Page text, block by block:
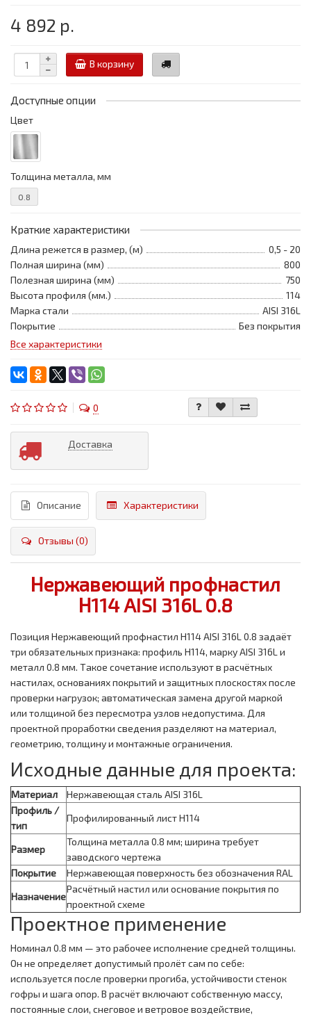
4 892 р.
В корзину
Доступные опции
Цвет
Толщина металла, мм
0.8
Краткие характеристики
Длина режется в размер, (м)
0,5 - 20
Полная ширина (мм)
800
Полезная ширина (мм)
750
Высота профиля (мм.)
114
Марка стали
AISI 316L
Покрытие
Без покрытия
Все характеристики
0
Доставка
Описание Характеристики
Отзывы (0)
Нержавеющий профнастил
Н114 AISI 316L 0.8
Позиция Нержавеющий профнастил Н114 AISI 316L 0.8 задаёт
три обязательных признака: профиль Н114, марку AISI 316L и
металл 0.8 мм. Такое сочетание используют в расчётных
настилах, основаниях покрытий и защитных плоскостях после
проверки нагрузок; автоматическая замена другой маркой
или толщиной без пересмотра узлов недопустима. Для
проектной проработки сведения разделяют на материал,
геометрию, толщину и монтажные ограничения.
Исходные данные для проекта:
Материал
Нержавеющая сталь AISI 316L
Профиль /
тип
Профилированный лист Н114
Размер
Толщина металла 0.8 мм; ширина требует
заводского чертежа
Покрытие
Нержавеющая поверхность без обозначения RAL
Назначение
Расчётный настил или основание покрытия по
проектной схеме
Проектное применение
Номинал 0.8 мм — это рабочее исполнение средней толщины.
Он не определяет допустимый пролёт сам по себе:
используется после проверки прогиба, устойчивости стенок
гофры и шага опор. В расчёт включают собственную массу,
постоянные слои, снеговое и ветровое воздействие,